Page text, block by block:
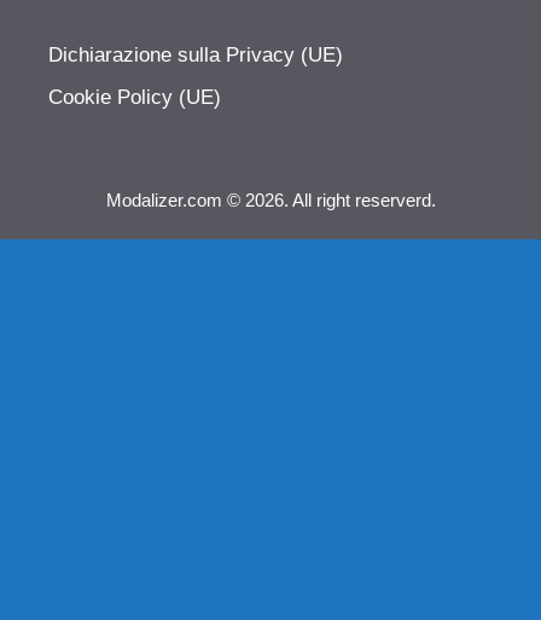
Dichiarazione sulla Privacy (UE)
Cookie Policy (UE)
Modalizer.com © 2026. All right reserverd.